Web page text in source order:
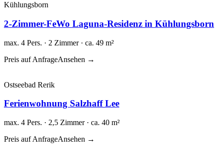
Kühlungsborn
2-Zimmer-FeWo Laguna-Residenz in Kühlungsborn
max. 4 Pers. · 2 Zimmer · ca. 49 m²
Preis auf AnfrageAnsehen →
Ostseebad Rerik
Ferienwohnung Salzhaff Lee
max. 4 Pers. · 2,5 Zimmer · ca. 40 m²
Preis auf AnfrageAnsehen →